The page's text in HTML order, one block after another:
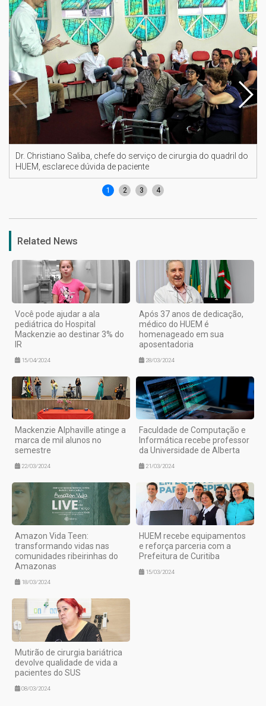
Dr. Christiano Saliba, chefe do serviço de cirurgia do quadril do
HUEM, esclarece dúvida de paciente
1 2 3 4
Related News
Você pode ajudar a ala
pediátrica do Hospital
Mackenzie ao destinar 3% do
IR
15/04/2024
Após 37 anos de dedicação,
médico do HUEM é
homenageado em sua
aposentadoria
28/03/2024
Mackenzie Alphaville atinge a
marca de mil alunos no
semestre
22/03/2024
Faculdade de Computação e
Informática recebe professor
da Universidade de Alberta
21/03/2024
Amazon Vida Teen:
transformando vidas nas
comunidades ribeirinhas do
Amazonas
18/03/2024
HUEM recebe equipamentos
e reforça parceria com a
Prefeitura de Curitiba
15/03/2024
Mutirão de cirurgia bariátrica
devolve qualidade de vida a
pacientes do SUS
08/03/2024